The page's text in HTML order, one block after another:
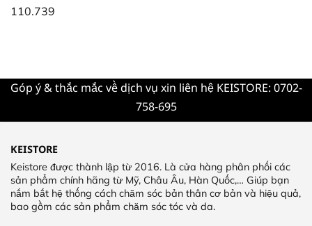
110.739
Góp ý & thắc mắc về dịch vụ xin liên hệ KEISTORE: 0702-
758-695
KEISTORE
Keistore được thành lập từ 2016. Là cửa hàng phân phối các
sản phẩm chính hãng từ Mỹ, Châu Âu, Hàn Quốc,… Giúp bạn
nắm bắt hệ thống cách chăm sóc bản thân cơ bản và hiệu quả,
bao gồm các sản phẩm chăm sóc tóc và da.